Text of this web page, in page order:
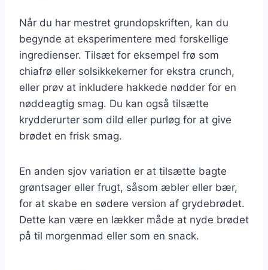
Når du har mestret grundopskriften, kan du
begynde at eksperimentere med forskellige
ingredienser. Tilsæt for eksempel frø som
chiafrø eller solsikkekerner for ekstra crunch,
eller prøv at inkludere hakkede nødder for en
nøddeagtig smag. Du kan også tilsætte
krydderurter som dild eller purløg for at give
brødet en frisk smag.
En anden sjov variation er at tilsætte bagte
grøntsager eller frugt, såsom æbler eller bær,
for at skabe en sødere version af grydebrødet.
Dette kan være en lækker måde at nyde brødet
på til morgenmad eller som en snack.